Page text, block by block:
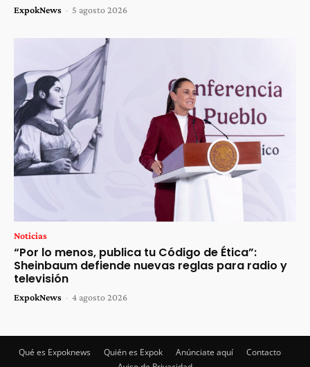
ExpokNews - 5 agosto 2026
Noticias
“Por lo menos, publica tu Código de Ética”:
Sheinbaum defiende nuevas reglas para radio y
televisión
ExpokNews - 4 agosto 2026
Qué es Expoknews Quién es Expok Anúnciate aquí
Contacto